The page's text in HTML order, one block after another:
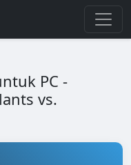
PC -
vs.